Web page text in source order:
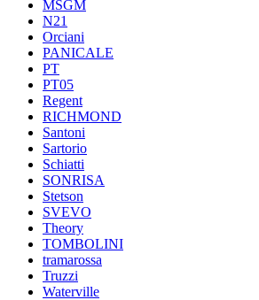
MSGM
N21
Orciani
PANICALE
PT
PT05
Regent
RICHMOND
Santoni
Sartorio
Schiatti
SONRISA
Stetson
SVEVO
Theory
TOMBOLINI
tramarossa
Truzzi
Waterville